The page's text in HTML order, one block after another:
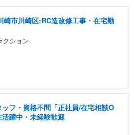
崎市川崎区:RC造改修工事・在宅勤
クション
フ・資格不問「正社員/在宅相談O
躍中・未経験歓迎